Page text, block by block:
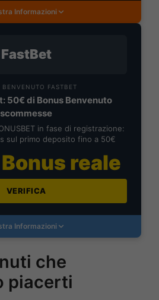
Informazioni
FastBet
BENVENUTO FASTBET
50€ di Bonus Benvenuto
scommesse
in fase di registrazione:
sul primo deposito fino a 50€
reale
VERIFICA
Informazioni
che
piacerti